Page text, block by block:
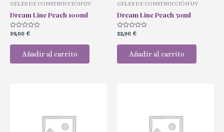
GELES DE CONSTRUCCIÓN UV
Dream Line Peach 100ml
Valorado
con
0
39,00 €
Añadir al carrito
GELES DE CONSTRUCCIÓN UV
Dream Line Peach 50ml
Valorado
con
0
22,90 €
Añadir al carrito